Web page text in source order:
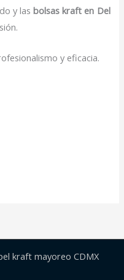
y lasbolsas kraft en Del
y eficacia.
kraft mayoreo CDMX